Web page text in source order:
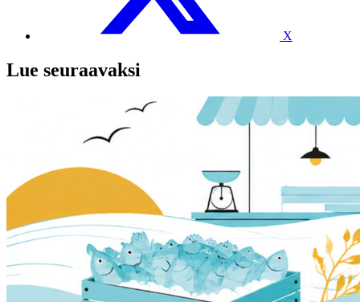
X
Lue seuraavaksi